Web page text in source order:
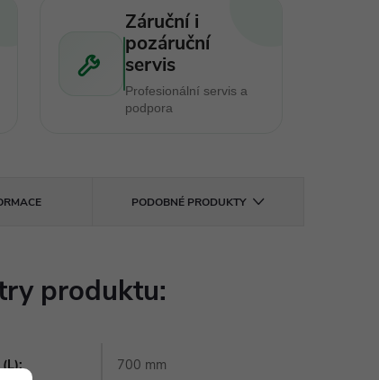
Záruční i
pozáruční
servis
Profesionální servis a
podpora
PODOBNÉ PRODUKTY
produktu:
: 700 mm